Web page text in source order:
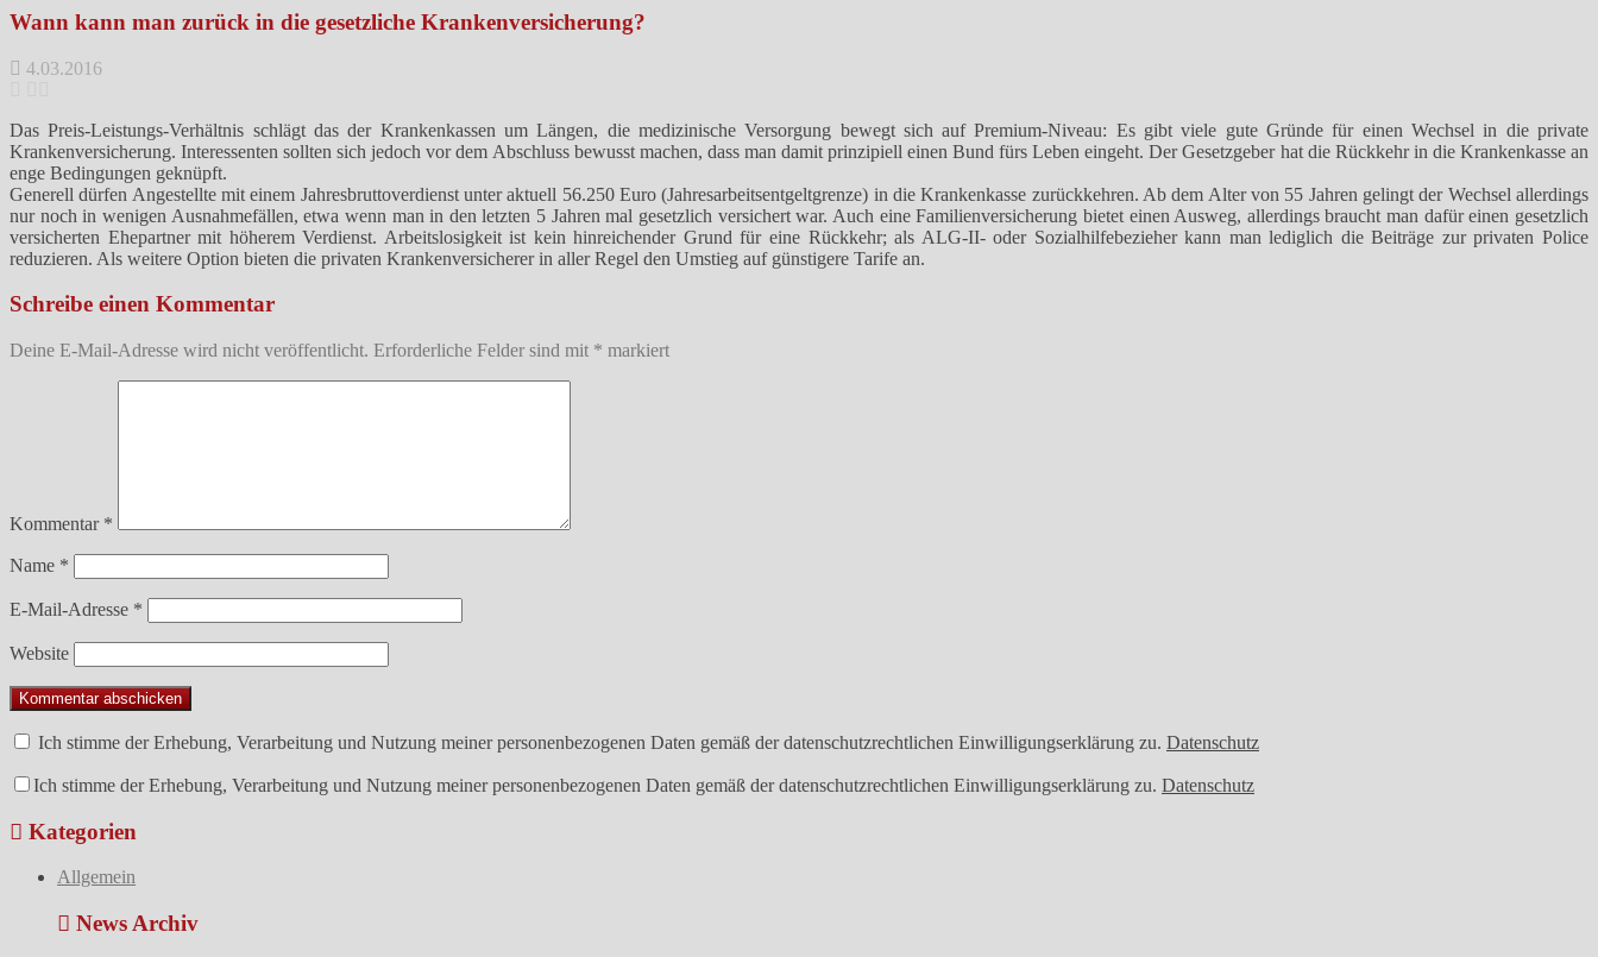
Wann kann man zurück in die gesetzliche Krankenversicherung?
4.03.2016
Das Preis-Leistungs-Verhältnis schlägt das der Krankenkassen um Längen, die medizinische Versorgung bewegt sich auf Premium-Niveau: Es gibt viele gute Gründe für einen Wechsel in die private
Krankenversicherung. Interessenten sollten sich jedoch vor dem Abschluss bewusst machen, dass man damit prinzipiell einen Bund fürs Leben eingeht. Der Gesetzgeber hat die Rückkehr in die Krankenkasse an
enge Bedingungen geknüpft.
Generell dürfen Angestellte mit einem Jahresbruttoverdienst unter aktuell 56.250 Euro (Jahresarbeitsentgeltgrenze) in die Krankenkasse zurückkehren. Ab dem Alter von 55 Jahren gelingt der Wechsel allerdings
nur noch in wenigen Ausnahmefällen, etwa wenn man in den letzten 5 Jahren mal gesetzlich versichert war. Auch eine Familienversicherung bietet einen Ausweg, allerdings braucht man dafür einen gesetzlich
versicherten Ehepartner mit höherem Verdienst. Arbeitslosigkeit ist kein hinreichender Grund für eine Rückkehr; als ALG-II- oder Sozialhilfebezieher kann man lediglich die Beiträge zur privaten Police
reduzieren. Als weitere Option bieten die privaten Krankenversicherer in aller Regel den Umstieg auf günstigere Tarife an.
Schreibe einen Kommentar
Deine E-Mail-Adresse wird nicht veröffentlicht. Erforderliche Felder sind mit * markiert
Kommentar *
Name *
E-Mail-Adresse *
Website
Ich stimme der Erhebung, Verarbeitung und Nutzung meiner personenbezogenen Daten gemäß der datenschutzrechtlichen Einwilligungserklärung zu. Datenschutz
Ich stimme der Erhebung, Verarbeitung und Nutzung meiner personenbezogenen Daten gemäß der datenschutzrechtlichen Einwilligungserklärung zu. Datenschutz
Kategorien
Allgemein
News Archiv